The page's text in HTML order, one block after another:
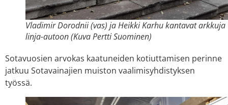
Vladimir Dorodnii (vas) ja Heikki Karhu kantavat arkkuja
linja-autoon (Kuva Pertti Suominen)
Sotavuosien arvokas kaatuneiden kotiuttamisen perinne
jatkuu Sotavainajien muiston vaalimisyhdistyksen
työssä.